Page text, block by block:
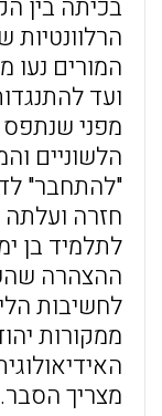
בכיתה בין
המורים נעו
ועד
מפני שנתפס
הלשוניים
"להתחבר"
חזרה ועלתה
לתלמיד בן
לחשיבות
ממקורות
מצריך הסבר.